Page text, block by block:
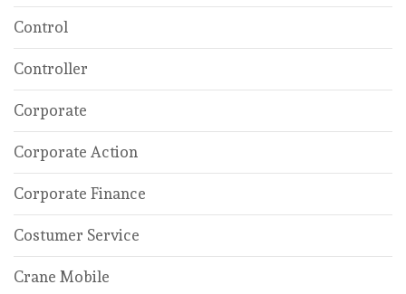
Control
Controller
Corporate
Corporate Action
Corporate Finance
Costumer Service
Crane Mobile